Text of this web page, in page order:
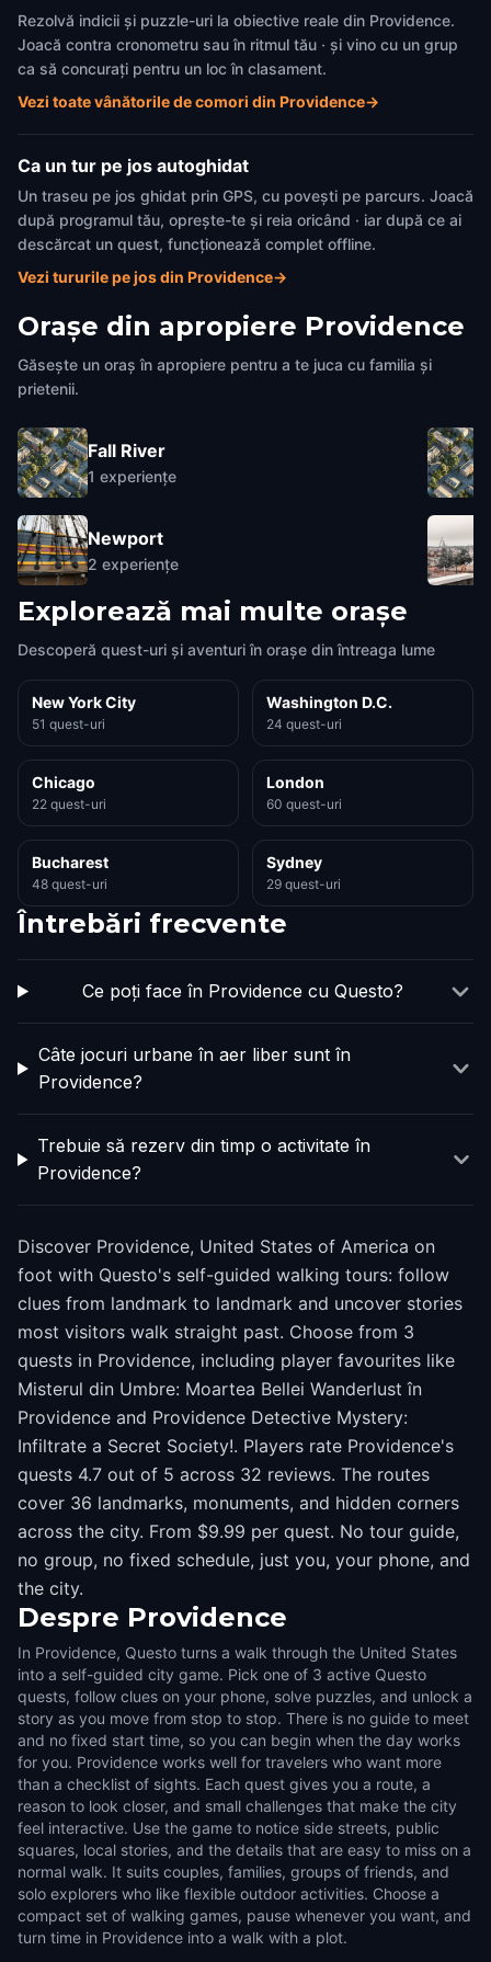
Rezolvă indicii și puzzle-uri la obiective reale din Providence.
Joacă contra cronometru sau în ritmul tău · și vino cu un grup
ca să concurați pentru un loc în clasament.
Vezi toate vânătorile de comori din Providence→
Ca un tur pe jos autoghidat
Un traseu pe jos ghidat prin GPS, cu povești pe parcurs. Joacă
după programul tău, oprește-te și reia oricând · iar după ce ai
descărcat un quest, funcționează complet offline.
Vezi tururile pe jos din Providence→
Orașe din apropiere Providence
Găsește un oraș în apropiere pentru a te juca cu familia și
prietenii.
Fall River
1 experiențe
Newport
2 experiențe
Explorează mai multe orașe
Descoperă quest-uri și aventuri în orașe din întreaga lume
New York City
51 quest-uri
Washington D.C.
24 quest-uri
Chicago
22 quest-uri
London
60 quest-uri
Bucharest
48 quest-uri
Sydney
29 quest-uri
Întrebări frecvente
Ce poți face în Providence cu Questo?
Câte jocuri urbane în aer liber sunt în
Providence?
Trebuie să rezerv din timp o activitate în
Providence?
Discover Providence, United States of America on
foot with Questo's self-guided walking tours: follow
clues from landmark to landmark and uncover stories
most visitors walk straight past. Choose from 3
quests in Providence, including player favourites like
Misterul din Umbre: Moartea Bellei Wanderlust în
Providence and Providence Detective Mystery:
Infiltrate a Secret Society!. Players rate Providence's
quests 4.7 out of 5 across 32 reviews. The routes
cover 36 landmarks, monuments, and hidden corners
across the city. From $9.99 per quest. No tour guide,
no group, no fixed schedule, just you, your phone, and
the city.
Despre Providence
In Providence, Questo turns a walk through the United States
into a self-guided city game. Pick one of 3 active Questo
quests, follow clues on your phone, solve puzzles, and unlock a
story as you move from stop to stop. There is no guide to meet
and no fixed start time, so you can begin when the day works
for you. Providence works well for travelers who want more
than a checklist of sights. Each quest gives you a route, a
reason to look closer, and small challenges that make the city
feel interactive. Use the game to notice side streets, public
squares, local stories, and the details that are easy to miss on a
normal walk. It suits couples, families, groups of friends, and
solo explorers who like flexible outdoor activities. Choose a
compact set of walking games, pause whenever you want, and
turn time in Providence into a walk with a plot.